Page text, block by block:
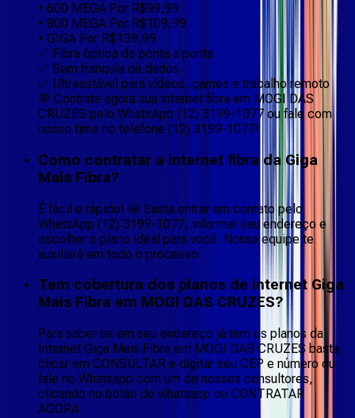
• 600 MEGA Por R$99,99
• 800 MEGA Por R$109,99
• GIGA Por R$139,99
✅ Fibra óptica de ponta a ponta
✅ Sem franquia de dados
✅ Ultraestável para vídeos, games e trabalho remoto
💬 Contrate agora sua internet fibra em MOGI DAS
CRUZES pelo WhatsApp (12) 3199-1077 ou fale com
nosso time no telefone (12) 3199-1077!
Como contratar a internet fibra da Giga
Mais Fibra?
É fácil e rápido! 🤩 Basta entrar em contato pelo
WhatsApp (12) 3199-1077, informar seu endereço e
escolher o plano ideal para você. Nossa equipe te
auxiliará em todo o processo.
Tem cobertura dos planos de internet Giga
Mais Fibra em MOGI DAS CRUZES?
Para saber se em seu endereço já tem os planos da
Internet Giga Mais Fibra em MOGI DAS CRUZES basta
clicar em CONSULTAR e digitar seu CEP e número ou
fale no Whatsapp com um de nossos consultores,
clicando no botão do whatsapp ou CONTRATAR
AGORA.